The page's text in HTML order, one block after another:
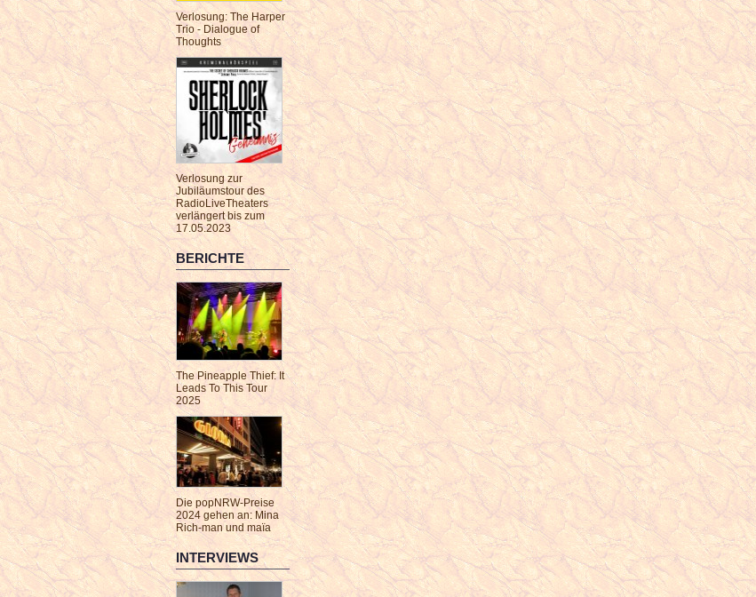
Verlosung: The Harper
Trio - Dialogue of
Thoughts
Verlosung zur
Jubiläumstour des
RadioLiveTheaters
verlängert bis zum
17.05.2023
BERICHTE
The Pineapple Thief: It
Leads To This Tour
2025
Die popNRW-Preise
2024 gehen an: Mina
Rich-man und maïa
INTERVIEWS